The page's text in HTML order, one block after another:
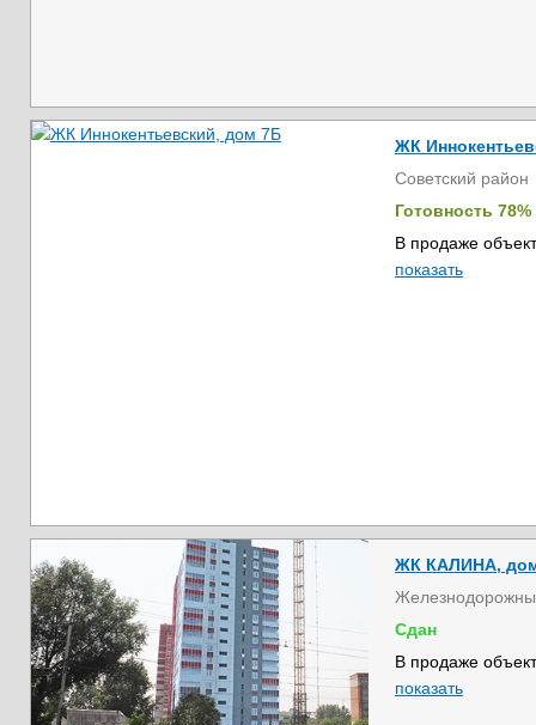
ЖК
Советский район
Готовность 78%
В продаже
показать
ЖК КАЛИНА, дом
Сдан
В продаже
показать